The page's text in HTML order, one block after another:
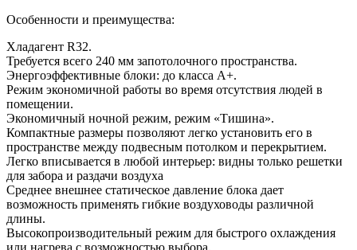
Особенности и преимущества:
Хладагент R32.
Требуется всего 240 мм запотолочного пространства.
Энергоэффективные блоки: до класса A+.
Режим экономичной работы во время отсутствия людей в
помещении.
Экономичный ночной режим, режим «Тишина».
Компактные размеры позволяют легко установить его в
пространстве между подвесным потолком и перекрытием.
Легко вписывается в любой интерьер: видны только решетки
для забора и раздачи воздуха
Среднее внешнее статическое давление блока дает
возможность применять гибкие воздуховоды различной
длины.
Высокопроизводительный режим для быстрого охлаждения
или нагрева с возможностью выбора.